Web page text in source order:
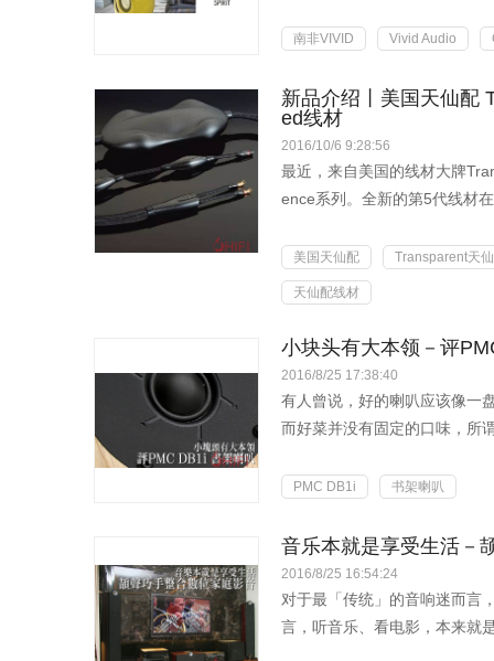
南非VIVID Vivid Audio
新品介绍丨美国天仙配
ed线材
2016/10/6 9:28:56
最近，来自美国的线材大牌
ence系列。全新的第5代线材
美国天仙配 Transparent天
天仙配线材
小块头有大本领－评
2016/8/25 17:38:40
有人曾说，好的喇叭应该像一
而好菜并没有固定的口味，所
PMC DB1i 书架喇叭
音乐本就是享受生活－
2016/8/25 16:54:24
对于最「传统」的音响迷而言
言，听音乐、看电影，本来就